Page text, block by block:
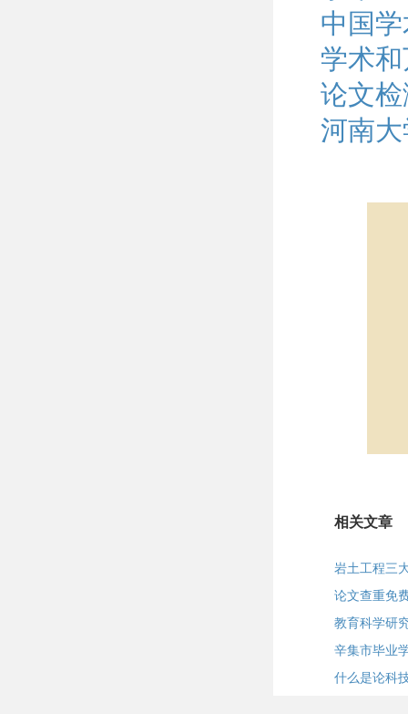
中国
学术
论文
河南
相关文章
岩土工程三
论文查重免
教育科学研
辛集市毕业
什么是论科